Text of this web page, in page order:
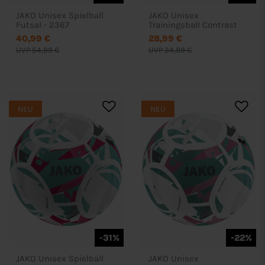
JAKO Unisex Spielball
Futsal - 2367
UVP 54,99 €
40,99 €
JAKO Unisex
Trainingsball Contrast
UVP 34,99 €
28,99 €
-31%
NEU
JAKO Unisex Spielball
-22%
NEU
JAKO Unisex